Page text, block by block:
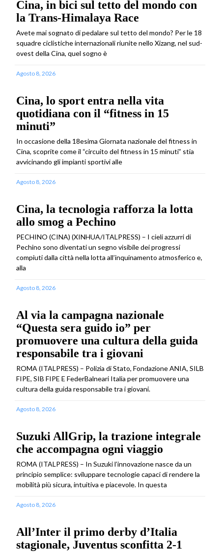
Cina, in bici sul tetto del mondo con
la Trans-Himalaya Race
Avete mai sognato di pedalare sul tetto del mondo? Per le 18
squadre ciclistiche internazionali riunite nello Xizang, nel sud-
ovest della Cina, quel sogno è
Agosto 8, 2026
Cina, lo sport entra nella vita
quotidiana con il “fitness in 15
minuti”
In occasione della 18esima Giornata nazionale del fitness in
Cina, scoprite come il “circuito del fitness in 15 minuti” stia
avvicinando gli impianti sportivi alle
Agosto 8, 2026
Cina, la tecnologia rafforza la lotta
allo smog a Pechino
PECHINO (CINA) (XINHUA/ITALPRESS) – I cieli azzurri di
Pechino sono diventati un segno visibile dei progressi
compiuti dalla città nella lotta all’inquinamento atmosferico e,
alla
Agosto 8, 2026
Al via la campagna nazionale
“Questa sera guido io” per
promuovere una cultura della guida
responsabile tra i giovani
ROMA (ITALPRESS) – Polizia di Stato, Fondazione ANIA, SILB
FIPE, SIB FIPE E FederBalneari Italia per promuovere una
cultura della guida responsabile tra i giovani.
Agosto 8, 2026
Suzuki AllGrip, la trazione integrale
che accompagna ogni viaggio
ROMA (ITALPRESS) – In Suzuki l’innovazione nasce da un
principio semplice: sviluppare tecnologie capaci di rendere la
mobilità più sicura, intuitiva e piacevole. In questa
Agosto 8, 2026
All’Inter il primo derby d’Italia
stagionale, Juventus sconfitta 2-1